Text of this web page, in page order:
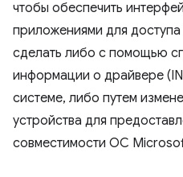
чтобы обеспечить
приложениями для
сделать либо с помощью
информации о драйвере
системе, либо путем
устройства для
совместимости ОС